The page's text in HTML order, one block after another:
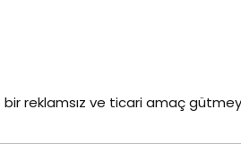
reklamsız ve ticari amaç